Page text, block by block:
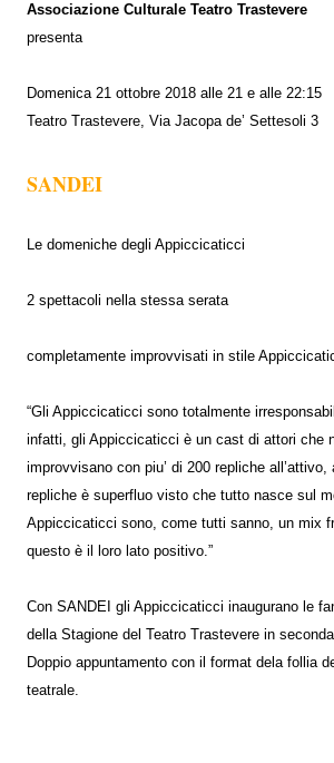
Associazione Culturale Teatro Trastevere
presenta
Domenica 21 ottobre 2018 alle 21 e alle 22:15
Teatro Trastevere, Via Jacopa de’ Settesoli 3
SANDEI
Le domeniche degli Appiccicaticci
2 spettacoli nella stessa serata
completamente improvvisati in stile
“Gli Appiccicaticci sono totalmente
infatti, gli Appiccicaticci è un cast di attori che
improvvisano con piu’ di 200 repliche
repliche è superfluo visto che tutto nasce sul
Appiccicaticci sono, come tutti sanno, un mix
questo è il loro lato positivo.”
Con SANDEI gli Appiccicaticci inaugurano le
della Stagione del Teatro Trastevere in
Doppio appuntamento con il format dela follia
teatrale.